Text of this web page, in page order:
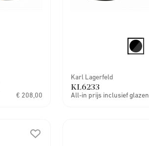
€ 208,00
Karl Lagerfeld
KL6233
All-in prijs inclusief glazen